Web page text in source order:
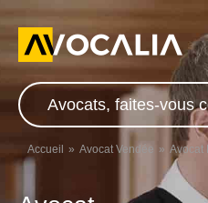
Avocats, faites-vous
Accueil Avocat Vendée Avocat